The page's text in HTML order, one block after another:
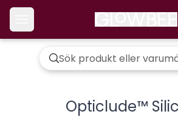
Opticlude™